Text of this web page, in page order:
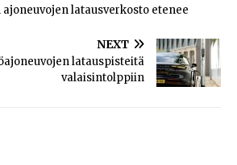
latausverkosto etenee
NEXT
latauspisteitä
valaisintolppiin